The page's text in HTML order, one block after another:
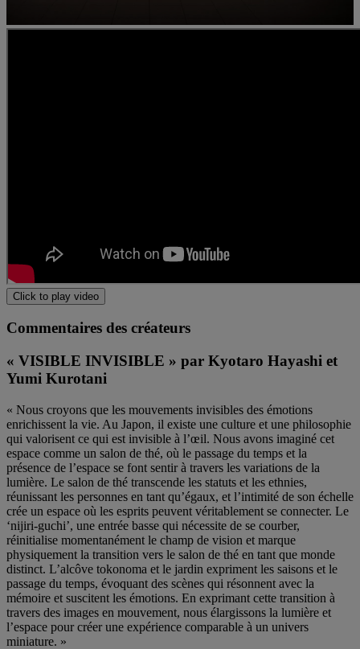
Click to play video
Commentaires des créateurs
« VISIBLE INVISIBLE » par Kyotaro Hayashi et
Yumi Kurotani
« Nous croyons que les mouvements invisibles des émotions
enrichissent la vie. Au Japon, il existe une culture et une philosophie
qui valorisent ce qui est invisible à l’œil. Nous avons imaginé cet
espace comme un salon de thé, où le passage du temps et la
présence de l’espace se font sentir à travers les variations de la
lumière. Le salon de thé transcende les statuts et les ethnies,
réunissant les personnes en tant qu’égaux, et l’intimité de son échelle
crée un espace où les esprits peuvent véritablement se connecter. Le
‘nijiri-guchi’, une entrée basse qui nécessite de se courber,
réinitialise momentanément le champ de vision et marque
physiquement la transition vers le salon de thé en tant que monde
distinct. L’alcôve tokonoma et le jardin expriment les saisons et le
passage du temps, évoquant des scènes qui résonnent avec la
mémoire et suscitent les émotions. En exprimant cette transition à
travers des images en mouvement, nous élargissons la lumière et
l’espace pour créer une expérience comparable à un univers
miniature. »